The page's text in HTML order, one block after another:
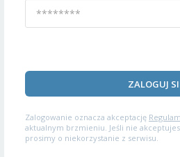
ZALOGUJ
Zalogowanie oznacza akceptację
aktualnym brzmieniu. Jeśli nie
prosimy o niekorzystanie z serwisu.